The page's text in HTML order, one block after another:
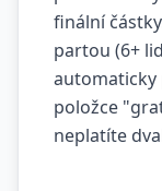
finální
partou (6+
automaticky
položce
neplatíte